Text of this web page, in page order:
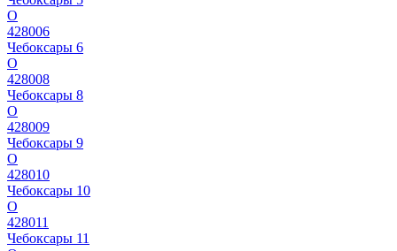
О
428006
Чебоксары 6
О
428008
Чебоксары 8
О
428009
Чебоксары 9
О
428010
Чебоксары 10
О
428011
Чебоксары 11